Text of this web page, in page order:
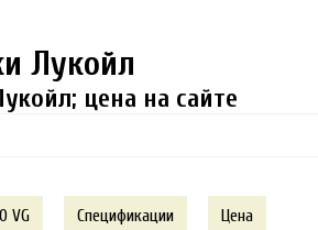
Лукойл
цена на сайте
VG Спецификации Цена